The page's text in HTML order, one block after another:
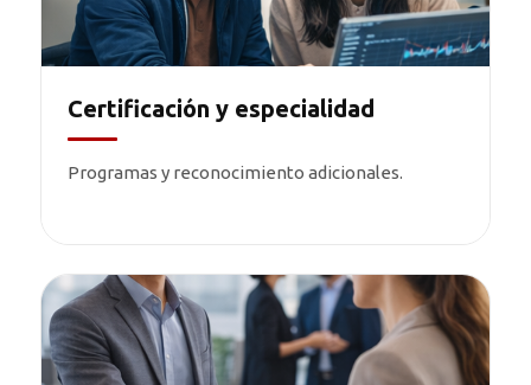
Certificación y especialidad
Programas y reconocimiento adicionales.